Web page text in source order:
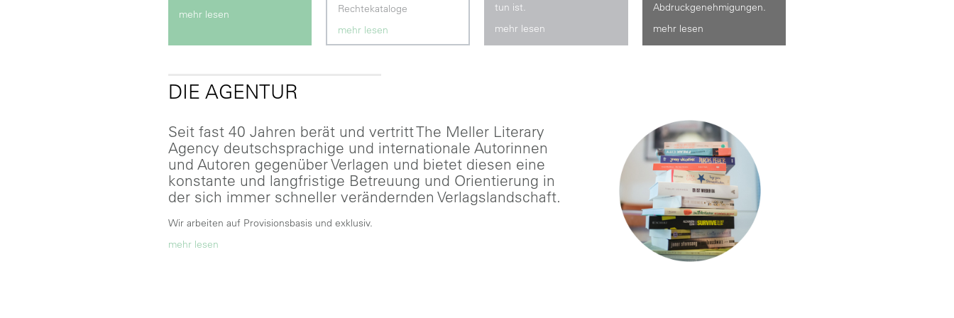
mehr lesen
Rechtekataloge
mehr lesen
tun ist.
mehr lesen
Abdruckgenehmigungen.
mehr lesen
DIE AGENTUR
Seit fast 40 Jahren berät und vertritt The Meller Literary
Agency deutschsprachige und internationale Autorinnen
und Autoren gegenüber Verlagen und bietet diesen eine
konstante und langfristige Betreuung und Orientierung in
der sich immer schneller verändernden Verlagslandschaft.
Wir arbeiten auf Provisionsbasis und exklusiv.
mehr lesen